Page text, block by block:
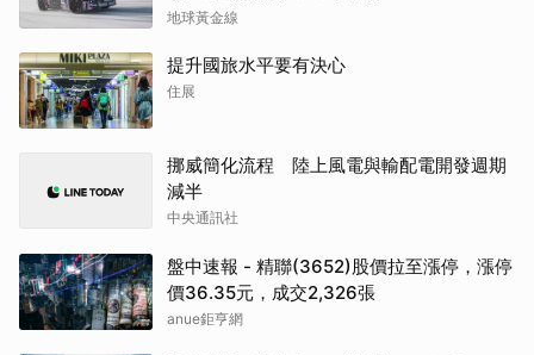
地球黃金線
提升國旅水平要有決心
住展
挪威簡化流程 陸上風電與輸配電開發週期
減半
中央通訊社
盤中速報 - 精聯(3652)股價拉至漲停，漲停
價36.35元，成交2,326張
anue鉅亨網